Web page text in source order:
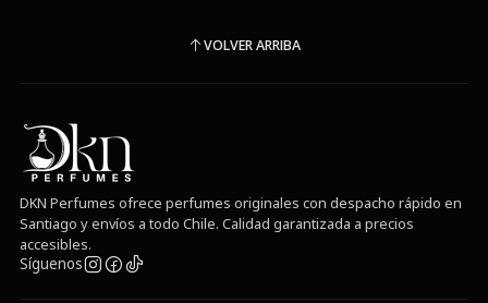
VOLVER ARRIBA
DKN Perfumes ofrece perfumes originales con despacho rápido en
Santiago y envíos a todo Chile. Calidad garantizada a precios
accesibles.
Síguenos